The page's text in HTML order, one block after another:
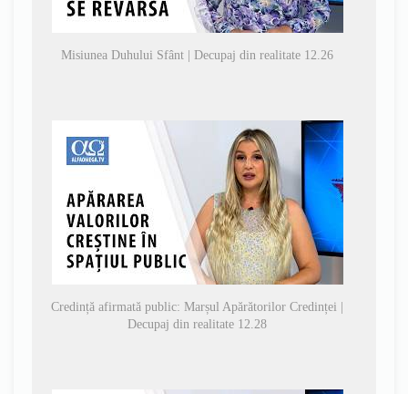
Misiunea Duhului Sfânt | Decupaj din realitate 12.26
Credință afirmată public: Marșul Apărătorilor Credinței |
Decupaj din realitate 12.28